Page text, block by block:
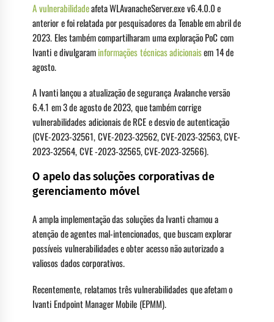
A vulnerabilidadeafeta WLAvanacheServer.exe v6.4.0.0 e
anterior e foi relatada por pesquisadores da Tenable em abril de
2023. Eles também compartilharam uma exploração PoC com
Ivanti e divulgaraminformações técnicas adicionaisem 14 de
agosto.
A Ivanti lançou a atualização de segurança Avalanche versão
6.4.1 em 3 de agosto de 2023, que também corrige
vulnerabilidades adicionais de RCE e desvio de autenticação
(CVE-2023-32561, CVE-2023-32562, CVE-2023-32563, CVE-
2023-32564, CVE -2023-32565, CVE-2023-32566).
O apelo das soluções corporativas de
gerenciamento móvel
A ampla implementação das soluções da Ivanti chamou a
atenção de agentes mal-intencionados, que buscam explorar
possíveis vulnerabilidades e obter acesso não autorizado a
valiosos dados corporativos.
Recentemente, relatamos três vulnerabilidades que afetam o
Ivanti Endpoint Manager Mobile (EPMM).